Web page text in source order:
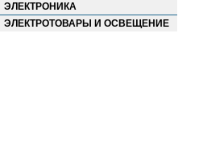
ЭЛЕКТРОНИКА
ЭЛЕКТРОТОВАРЫ И ОСВЕЩЕНИЕ